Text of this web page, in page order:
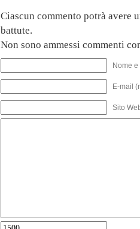
Ciascun commento potrà avere
battute.
Non sono ammessi commenti
Nome
E-mail
Sito